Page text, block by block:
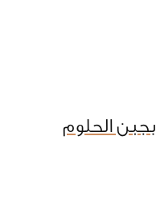
الحلوم